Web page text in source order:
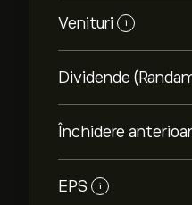
Venituri i
Dividende
Închidere
EPS i